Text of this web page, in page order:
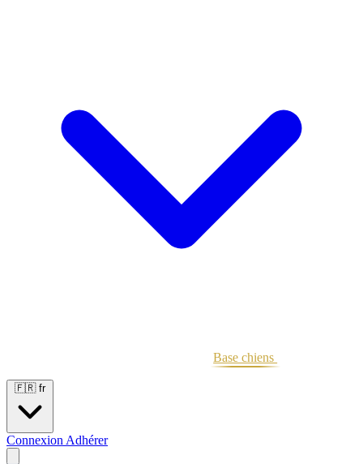
Base chiens
🇫🇷 fr
Connexion Adhérer